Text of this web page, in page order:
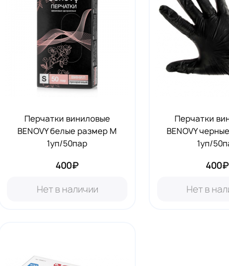
Перчатки виниловые
BENOVY белые размер M
1уп/50пар
400₽
Нет в наличии
Перчатки
BENOVY
1уп/
400₽
Нет в